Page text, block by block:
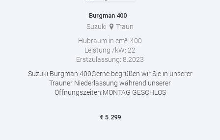
Burgman 400
Suzuki
Traun
Hubraum in cm³: 400
Leistung /kW: 22
Erstzulassung: 8.2023
Suzuki Burgman 400Gerne begrüßen wir Sie in unserer
Trauner Niederlassung während unserer
Öffnungszeiten:MONTAG GESCHLOS
€ 5.299